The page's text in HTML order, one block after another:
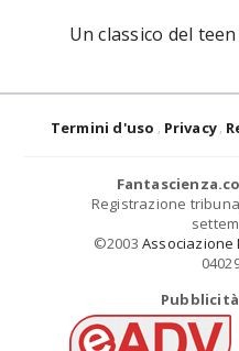
Un classico del
Termini d'uso Privacy
Registrazione
©2003 Associazione